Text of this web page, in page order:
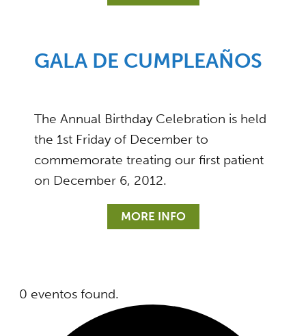
GALA DE CUMPLEAÑOS
The Annual Birthday Celebration is held
the 1st Friday of December to
commemorate treating our first patient
on December 6, 2012.
MORE INFO
0 eventos found.